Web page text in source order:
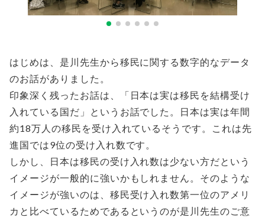
はじめは、是川先生から移民に関する数字的なデータ
のお話がありました。
印象深く残ったお話は、「日本は実は移民を結構受け
入れている国だ」というお話でした。日本は実は年間
約18万人の移民を受け入れているそうです。これは先
進国では9位の受け入れ数です。
しかし、日本は移民の受け入れ数は少ない方だという
イメージが一般的に強いかもしれません。そのような
イメージが強いのは、移民受け入れ数第一位のアメリ
カと比べているためであるというのが是川先生のご意